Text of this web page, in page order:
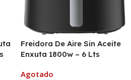
Freidora De Aire Sin Aceite
Enxuta 1800w – 6 Lts
Agotado